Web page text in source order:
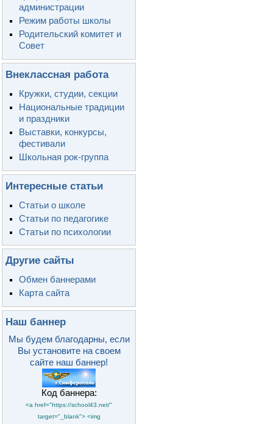
администрации
Режим работы школы
Родительский комитет и
Совет
Внеклассная работа
Кружки, студии, секции
Национальные традиции
и праздники
Выставки, конкурсы,
фестивали
Школьная рок-группа
Интересные статьи
Статьи о школе
Статьи по педагогике
Статьи по психологии
Другие сайты
Обмен баннерами
Карта сайта
Наш баннер
Мы будем благодарны, если
Вы установите на своем
сайте наш баннер!
Код баннера:
<a href="https://school43.net/"
target="_blank"> <img